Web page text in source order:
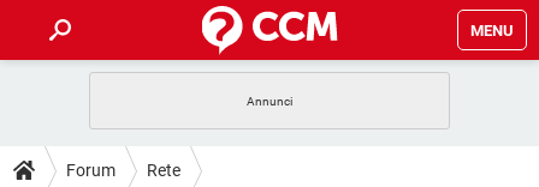
MENU
INTRATTENIMENTO
GUIDE
Forum Rete